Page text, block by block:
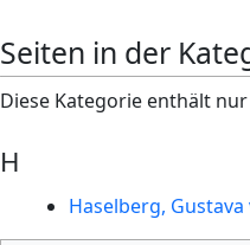
Seiten in der
Diese Kategorie enthält
H
Haselberg, Gustava